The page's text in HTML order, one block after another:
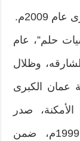
2009م.
حلم”، عام
وظلال
عمان الكبرى
الأمكنة، صدر
للعدوان كتاب “عمان الذاكرة” عام 1999م، ضمن